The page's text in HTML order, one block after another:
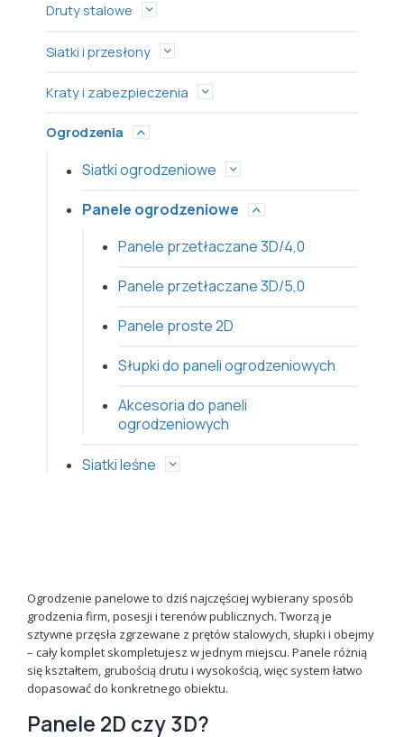
Druty stalowe
Siatki i przesłony
Kraty i zabezpieczenia
Ogrodzenia
Siatki ogrodzeniowe
Panele ogrodzeniowe
Panele przetłaczane 3D/4,0
Panele przetłaczane 3D/5,0
Panele proste 2D
Słupki do paneli ogrodzeniowych
Akcesoria do paneli
ogrodzeniowych
Siatki leśne
Ogrodzenie panelowe to dziś najczęściej wybierany sposób
grodzenia firm, posesji i terenów publicznych. Tworzą je
sztywne przęsła zgrzewane z prętów stalowych, słupki i obejmy
– cały komplet skompletujesz w jednym miejscu. Panele różnią
się kształtem, grubością drutu i wysokością, więc system łatwo
dopasować do konkretnego obiektu.
Panele 2D czy 3D?